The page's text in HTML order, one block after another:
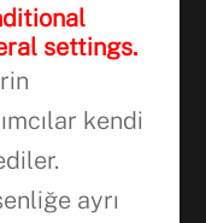
settings.
kendi
ayrıFacebook